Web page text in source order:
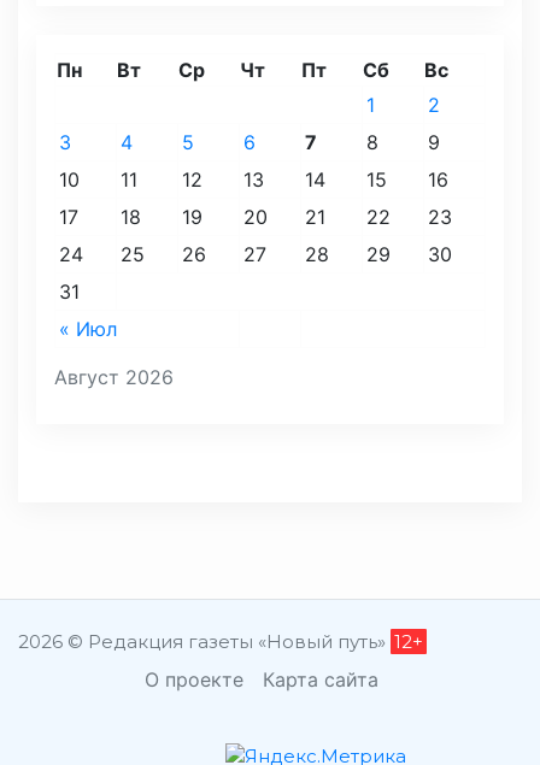
Август 2026
Пн Вт Ср Чт Пт Сб Вс
« Июл
1
2
3
4 5 6 7 8
9
10
11 12 13 14 15
16
17
18 19 20 21 22
23
24
25 26 27 28 29
30
31
2026 © Редакция газеты «Новый путь» 12+
О проекте Карта сайта